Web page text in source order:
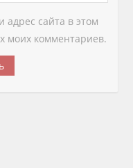
адрес сайта в этом
моих комментариев.